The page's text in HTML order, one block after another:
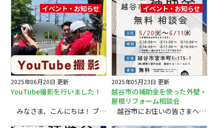
2025年06月20日 更新
YouTube撮影を行いました！
みなさま、こんにちは！ ブログをご覧いただき、ありがとうございます。 先日、YouTubeチャンネルのリニューアルに向けた撮影を行いました！ カメラの前に立つのはなかなか慣れず緊張もありましたが、撮影スタッフの皆さまの心配りに助けられながら、無事に終えることができました。慣れない中でも、あたたかい空気に包まれ、楽しみながら取り組むことができました。 動画の公開につきましては、現在スケジュールを調整中です。公開の際には、こちらで改めてご案内させていただきます。 今後の展開を、どうぞ楽しみにしていてください。 （株）屋根と壁のお店では 地元の会社、地域の方が安心できる塗装工事を目指しています！ 『だから私たちにとっては作品です』 この言葉を合言葉に地元・地域に愛されるお店で在り続けるを目指して お客様の大切なお家を確かな施工力で 「作品」としてお守りいたします 外壁塗装・屋根塗装・雨漏り工事のことなら （株）屋根と壁のお店へお気軽にご相談ください ✔話を聞くだけでもＯＫ！ ✔お見積もりだけでもＯＫ！ ✔まずは無料診断から😉 屋根・外壁塗装・雨漏りのご相談はフリーダイヤル ０１２０－３３５－２７１
イベント・お知らせ
2025年05月23日 更新
越谷市の補助金を使った外壁・
屋根リフォーム相談会
越谷市にお住いの皆さまへ 外壁塗装・屋根リフォームをお考えの方に朗報です。 令和7年度 越谷市の【住宅・店舗改修促進補助金】の受付が6月2日（月）よりスタートします。 この補助金を上手に活用すれば、リフォーム費用をお得に抑えることができます。 でも… ・自分の家が補助金の対象か分からない ・書類や申請がむずかしそう ・信頼できる施工会社を探している そんな方のために、無料の相談会を開催いたします！ 🔷相談会の詳細 内 容 ： 越谷市補助金制度に関する無料相談会 開催期間 ： 2025年5月20日（火）～6月11日（水）※月曜定休 時 間 枠 ： ①10:00～ ②11:00～ ③15:00～ ④16:00～ ⑤17:00～ ⑥18:00～（1枠60分までとさせていただきます） 会 場 ： ㈱屋根と壁のお店 越谷ショールーム（越谷市宮本町1-175-1） 費 用 ： 無料（予約制） ご予約 📞0120-335-271（受付10:00～19:00／月曜定休） 🔷講師紹介 森川 翔（もりかわ しょう） 外装劣化診断士／外壁診断士 ㈱屋根と壁のお店 代表取締役 これまで越谷市内で多くの外壁・屋根リフォームに携わってきた経験から、補助金のご相談にも的確に対応いたします。 🔷こんな方におすすめ ・初めての外壁・屋根リフォームで不安な方 ・そろそろ塗り替え時期かな？と思っている方 ・お得に工事を済ませたい方 ・今回の補助金を逃したくない方 🌿お気軽にご参加ください 塗装シーズンの今こそ、動き出すチャンス。相談会は無理な営業など一切ありませんので、安心してご参加いただけます。 ぜひお気軽にお越しください♪ ＼ご予約は今すぐお電話で！／ 📞 0120-335-271（受付10:00〜19:00／月曜定休） （株）屋根と壁のお店では 地元の会社、地域の方が安心できる塗装工事を目指しています！ 『だから私たちにとっては作品です』 この言葉を合言葉に地元・地域に愛されるお店で在り続けるを目指して お客様の大切なお家を確かな施工力で 「作品」としてお守りいたします 外壁塗装・屋根塗装・雨漏り工事のことなら （株）屋根と壁のお店へお気軽にご相談ください ✔話を聞くだけでもＯＫ！ ✔お見積もりだけでもＯＫ！ ✔まずは無料診断から😉 屋根・外壁塗装・雨漏りのご相談はフリーダイヤル ０１２０－３３５－２７１
イベント・お知らせ